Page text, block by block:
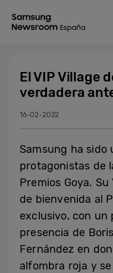
El VIP Village
verdadera
16-02-2022
Samsung ha sido
protagonistas de
Premios Goya.
de bienvenida al
exclusivo, con un
presencia de
Fernández en
alfombra roja y